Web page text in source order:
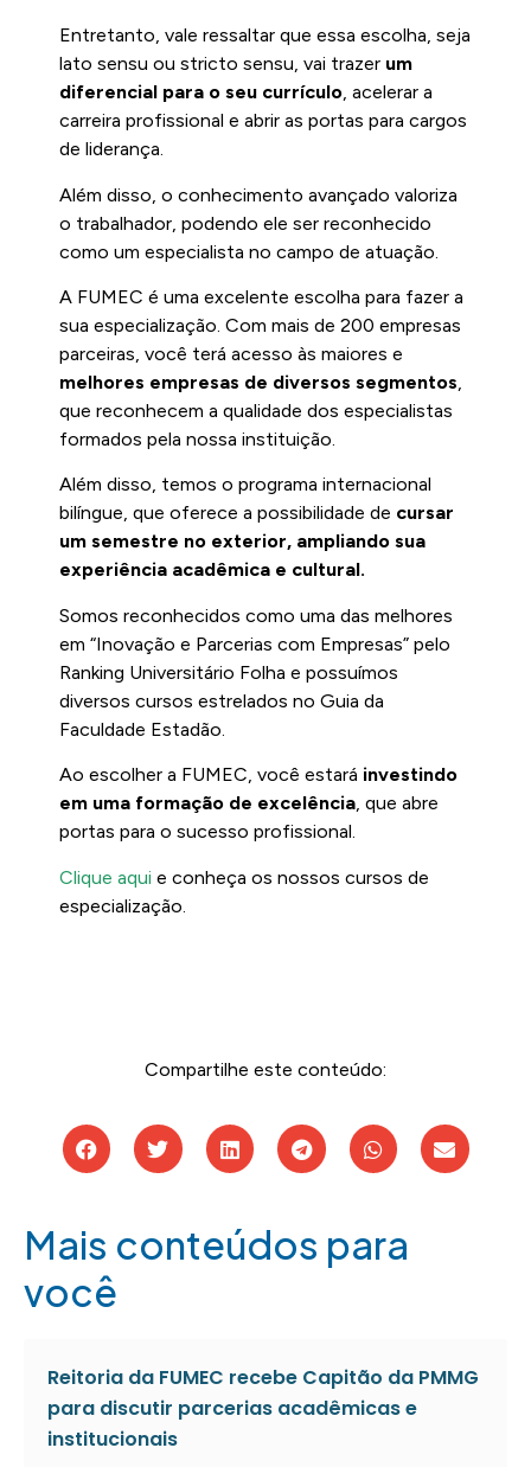
Entretanto, vale ressaltar que essa escolha, seja
lato sensu ou stricto sensu, vai trazer um
diferencial para o seu currículo, acelerar a
carreira profissional e abrir as portas para cargos
de liderança.
Além disso, o conhecimento avançado valoriza
o trabalhador, podendo ele ser reconhecido
como um especialista no campo de atuação.
A FUMEC é uma excelente escolha para fazer a
sua especialização. Com mais de 200 empresas
parceiras, você terá acesso às maiores e
melhores empresas de diversos segmentos,
que reconhecem a qualidade dos especialistas
formados pela nossa instituição.
Além disso, temos o programa internacional
bilíngue, que oferece a possibilidade de cursar
um semestre no exterior, ampliando sua
experiência acadêmica e cultural.
Somos reconhecidos como uma das melhores
em “Inovação e Parcerias com Empresas” pelo
Ranking Universitário Folha e possuímos
diversos cursos estrelados no Guia da
Faculdade Estadão.
Ao escolher a FUMEC, você estará investindo
em uma formação de excelência, que abre
portas para o sucesso profissional.
Clique aqui e conheça os nossos cursos de
especialização.
Compartilhe este conteúdo:
Mais conteúdos para
você
Reitoria da FUMEC recebe Capitão da PMMG
para discutir parcerias acadêmicas e
institucionais